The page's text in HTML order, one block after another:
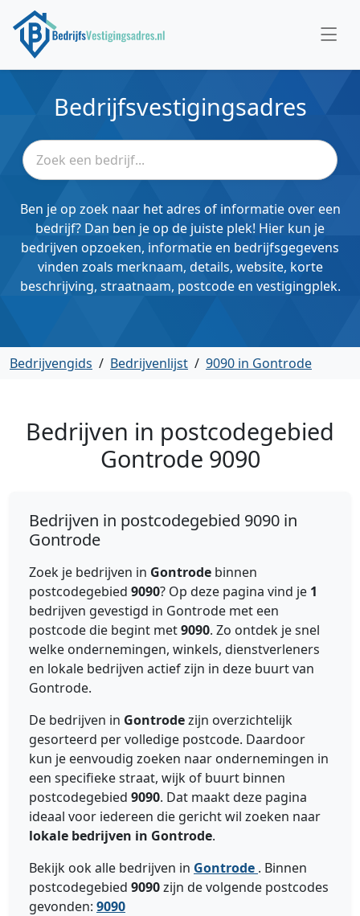
Bedrijfsvestigingsadres
Ben je op zoek naar het adres of informatie over een
bedrijf? Dan ben je op de juiste plek! Hier kun je
bedrijven opzoeken, informatie en bedrijfsgegevens
vinden zoals merknaam, details, website, korte
beschrijving, straatnaam, postcode en vestigingplek.
Bedrijvengids / Bedrijvenlijst / 9090 in Gontrode
Bedrijven in postcodegebied
Gontrode 9090
Bedrijven in postcodegebied 9090 in
Gontrode
Zoek je bedrijven in Gontrode binnen
postcodegebied 9090? Op deze pagina vind je 1
bedrijven gevestigd in Gontrode met een
postcode die begint met9090. Zo ontdek je snel
welke ondernemingen, winkels, dienstverleners
en lokale bedrijven actief zijn in deze buurt van
Gontrode.
De bedrijven in Gontrodezijn overzichtelijk
gesorteerd per volledige postcode. Daardoor
kun je eenvoudig zoeken naar ondernemingen in
een specifieke straat, wijk of buurt binnen
postcodegebied 9090. Dat maakt deze pagina
ideaal voor iedereen die gericht wil zoeken naar
lokale bedrijven in Gontrode.
Bekijk ook alle bedrijven in Gontrode . Binnen
postcodegebied 9090zijn de volgende postcodes
gevonden: 9090